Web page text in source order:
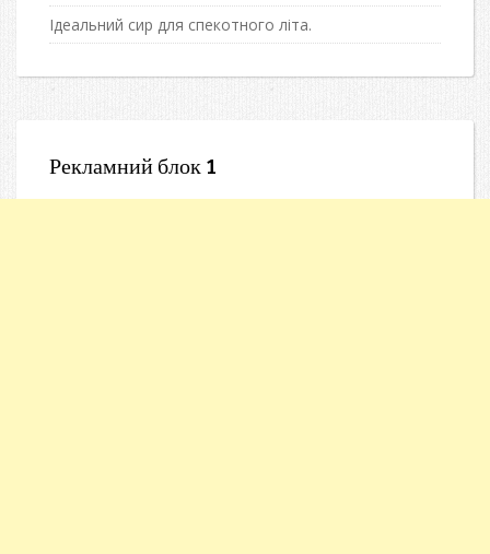
Ідеальний сир для спекотного літа.
Рекламний блок 1